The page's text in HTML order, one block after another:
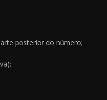
posterior do número;